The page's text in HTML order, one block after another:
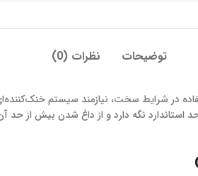
توضیحات نظرات (0)
استاندارد نگه دارد و از داغ شدن بیش از